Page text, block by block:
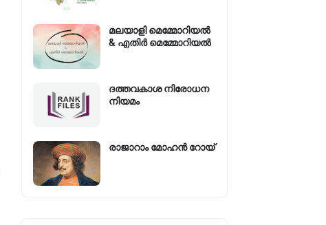
മലയാളി മെമ്മോറിയൽ
& എതിർ മെമ്മോറിയൽ
ദത്തവകാശ നിരോധന
നിയമം
രാജാറാം മോഹൻ റോയ്‌